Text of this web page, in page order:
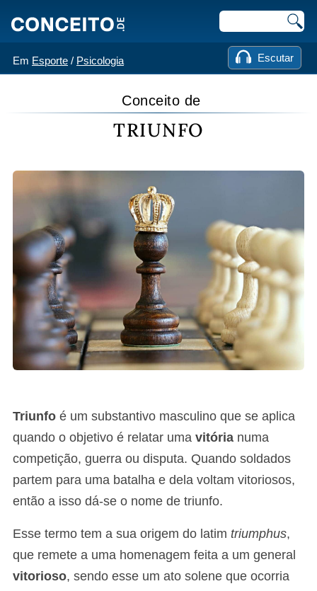
Em Esporte / Psicologia Escutar
Conceito de
TRIUNFO
Triunfo é um substantivo masculino que se aplica
quando o objetivo é relatar uma vitória numa
competição, guerra ou disputa. Quando soldados
partem para uma batalha e dela voltam vitoriosos,
então a isso dá-se o nome de triunfo.
Esse termo tem a sua origem do latim triumphus,
que remete a uma homenagem feita a um general
vitorioso, sendo esse um ato solene que ocorria